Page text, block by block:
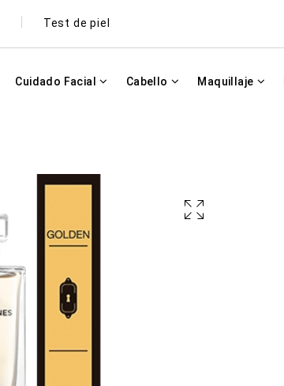
Test de piel
Cuidado Facial Cabello Maquillaje